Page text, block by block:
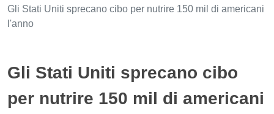
Gli Stati Uniti sprecano cibo per nutrire 150 mil di americani
l'anno
Gli Stati Uniti sprecano cibo
per nutrire 150 mil di americani